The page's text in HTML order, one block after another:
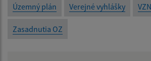
Územný plán Verejné vyhlášky VZN
Zasadnutia OZ